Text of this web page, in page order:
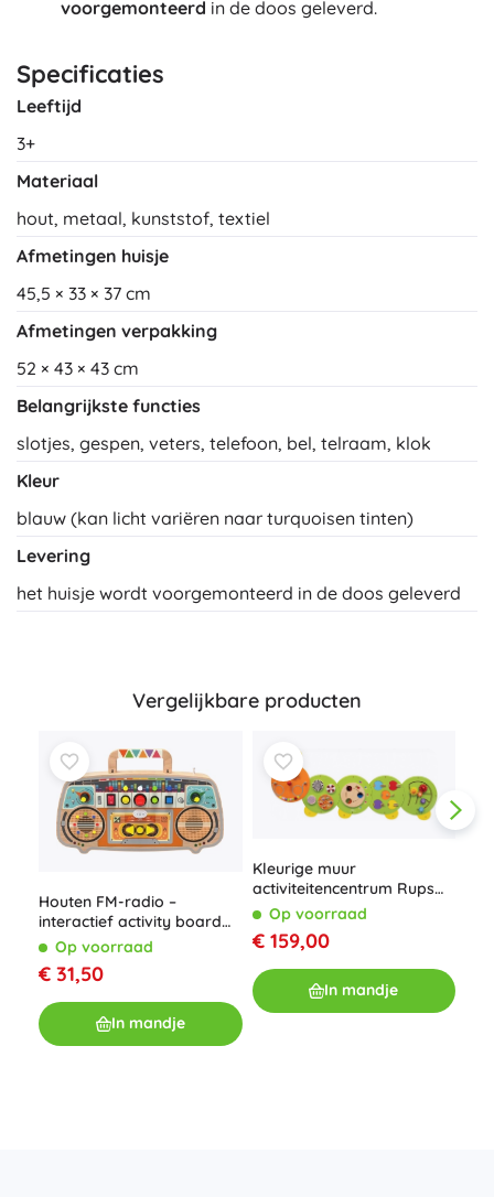
voorgemonteerd in de doos geleverd.
Specificaties
Leeftijd
3+
Materiaal
hout, metaal, kunststof, textiel
Afmetingen huisje
45,5 × 33 × 37 cm
Afmetingen verpakking
52 × 43 × 43 cm
Belangrijkste functies
slotjes, gespen, veters, telefoon, bel, telraam, klok
Kleur
blauw (kan licht variëren naar turquoisen tinten)
Levering
het huisje wordt voorgemonteerd in de doos geleverd
Vergelijkbare producten
Houten FM-radio –
interactief activity board
voor kinderen
Op voorraad
€ 31,50
In mandje
Kleurige muur
activiteitencentrum Rups
van VIGA
Op voorraad
€ 159,00
In mandje